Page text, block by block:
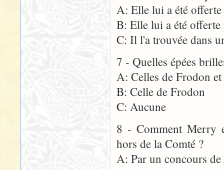
A: Elle lui a été
B: Elle lui a été
C: Il l'a trouvée dans
7 - Quelles épées
A: Celles de Frodon
B: Celle de Frodon
C: Aucune
8 - Comment Merry
hors de la Comté ?
A: Par un concours de